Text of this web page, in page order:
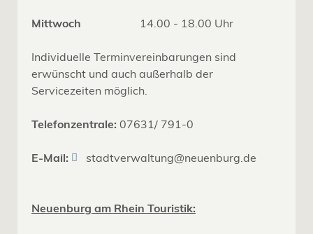
Mittwoch 14.00 - 18.00 Uhr
Individuelle Terminvereinbarungen sind
erwünscht und auch außerhalb der
Servicezeiten möglich.
Telefonzentrale: 07631/ 791-0
E-Mail: stadtverwaltung@neuenburg.de
Neuenburg am Rhein Touristik: